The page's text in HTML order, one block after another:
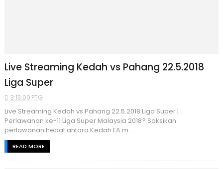
Live Streaming Kedah vs Pahang 22.5.2018
Liga Super
3:13:00 PTG
Live Streaming Kedah vs Pahang 22.5.2018 Liga Super |
Perlawanan ke-11 Liga Super Malaysia 2018? Saksikan
perlawanan hebat antara Kedah FA m...
READ MORE